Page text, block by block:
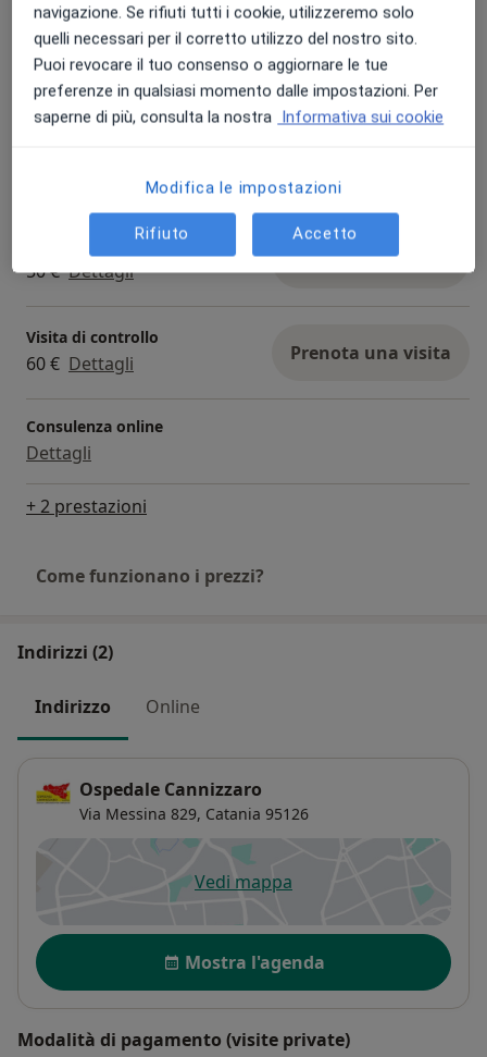
Prima visita
otorinolaringoiatrica
100 € Dettagli
Prenota una visita
Esame audiometrico
50 € Dettagli Prenota una visita
Visita di controllo
60 € Dettagli Prenota una visita
Consulenza online
Dettagli
+ 2 prestazioni
Come funzionano i prezzi?
Indirizzi (2)
Indirizzo Online
Ospedale Cannizzaro
Via Messina 829, Catania 95126
Vedi mappasi apre in una nuova scheda
Disponibilità
Mostra l'agenda
Modalità di pagamento (visite private)
navigazione. Se rifiuti tutti i cookie, utilizzeremo solo
quelli necessari per il corretto utilizzo del nostro sito.
Puoi revocare il tuo consenso o aggiornare le tue
preferenze in qualsiasi momento dalle impostazioni. Per
saperne di più, consulta la nostra Informativa sui cookie
Modifica le impostazioni
Rifiuto Accetto